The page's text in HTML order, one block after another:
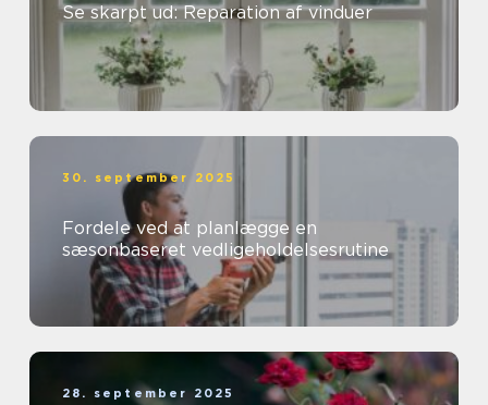
Se skarpt ud: Reparation af vinduer
30. september 2025
Fordele ved at planlægge en
sæsonbaseret vedligeholdelsesrutine
28. september 2025